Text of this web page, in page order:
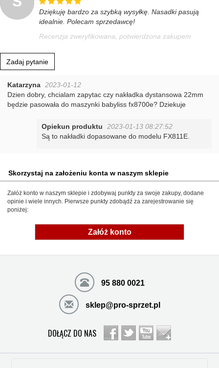
Dziękuję bardzo za szybką wysyłkę. Nasadki pasują
idealnie. Polecam sprzedawcę!
Recenzja zweryfikowana, potwierdzona zakupem
Zadaj pytanie
Katarzyna 2023-01-12
Dzien dobry, chcialam zapytac czy nakładka dystansowa 22mm
będzie pasowała do maszynki babyliss fx8700e? Dziekuje
Opiekun produktu
2023-01-13 08:27:52
Są to nakładki dopasowane do modelu FX811E.
Skorzystaj na założeniu konta w naszym sklepie
Załóż konto w naszym sklepie i zdobywaj punkty za swoje zakupy, dodane
opinie i wiele innych. Pierwsze punkty zdobądź za zarejestrowanie się
poniżej:
Załóż konto
95 880 0021
sklep@pro-sprzet.pl
DOŁĄCZ DO NAS